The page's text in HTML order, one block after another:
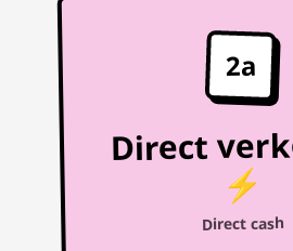
2a
Direct
⚡
Direct cash